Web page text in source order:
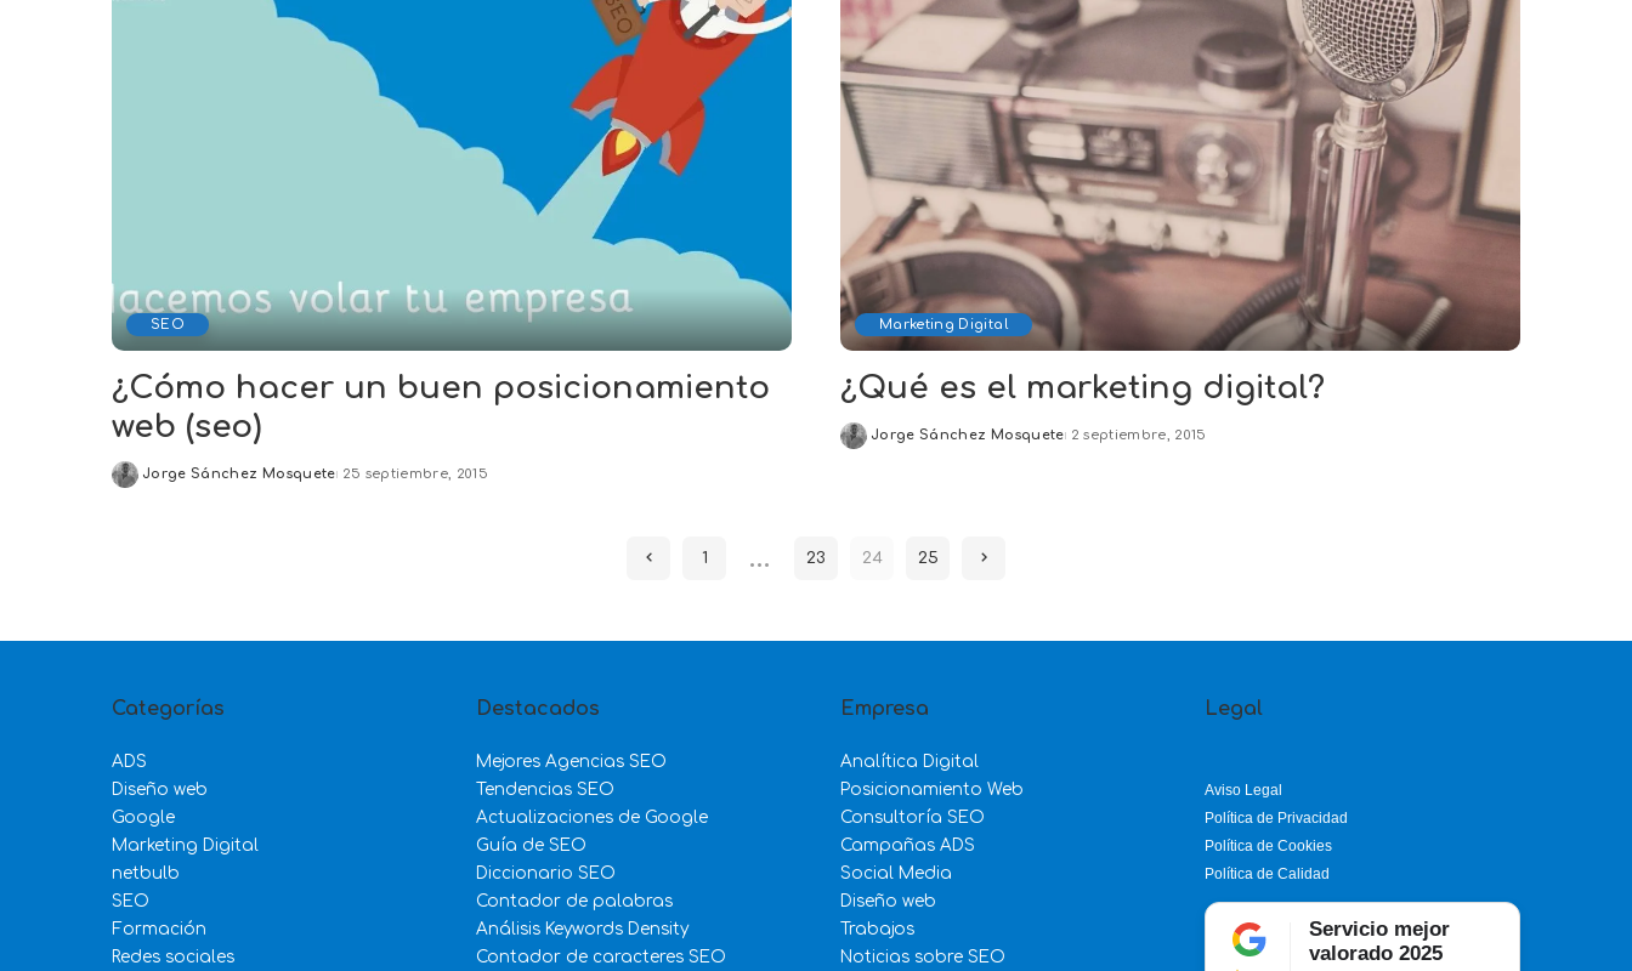
SEO
¿Cómo hacer un buen posicionamiento
web (seo)
Posted
Jorge Sánchez Mosquete 25 septiembre, 2015
Marketing Digital
¿Qué es el marketing digital?
Posted
Jorge Sánchez Mosquete 2 septiembre, 2015
1 … 23 24 25
Categorías
ADS
Diseño web
Google
Marketing Digital
netbulb
SEO
Formación
Redes sociales
Destacados
Mejores Agencias SEO
Tendencias SEO
Actualizaciones de Google
Guía de SEO
Diccionario SEO
Contador de palabras
Análisis Keywords Density
Contador de caracteres SEO
Empresa
Analítica Digital
Posicionamiento Web
Consultoría SEO
Campañas ADS
Social Media
Diseño web
Trabajos
Noticias sobre SEO
Legal
Aviso Legal
Política de Privacidad
Política de Cookies
Política de Calidad
Servicio mejor
valorado 2025